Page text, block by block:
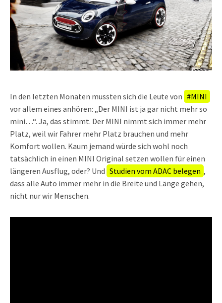
In den letzten Monaten mussten sich die Leute von #MINI
vor allem eines anhören: „Der MINI ist ja gar nicht mehr so
mini…“. Ja, das stimmt. Der MINI nimmt sich immer mehr
Platz, weil wir Fahrer mehr Platz brauchen und mehr
Komfort wollen. Kaum jemand würde sich wohl noch
tatsächlich in einen MINI Original setzen wollen für einen
längeren Ausflug, oder? Und Studien vom ADAC belegen ,
dass alle Auto immer mehr in die Breite und Länge gehen,
nicht nur wir Menschen.